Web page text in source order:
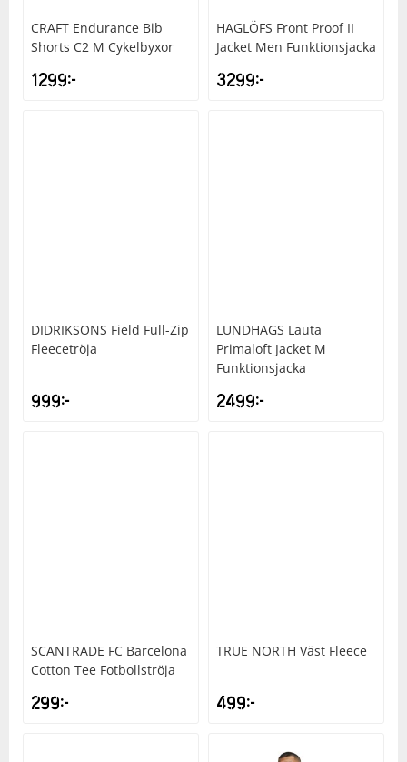
CRAFT Endurance Bib
Shorts C2 M Cykelbyxor
1299kr
HAGLÖFS Front Proof II
Jacket Men Funktionsjacka
3299kr
DIDRIKSONS Field Full-Zip
Fleecetröja
999kr
LUNDHAGS Lauta
Primaloft Jacket M
Funktionsjacka
2499kr
SCANTRADE FC Barcelona
Cotton Tee Fotbollströja
299kr
TRUE NORTH Väst Fleece
499kr